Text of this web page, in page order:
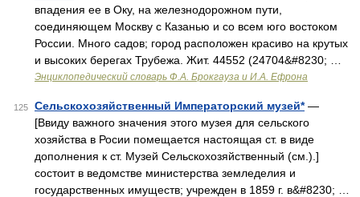
впадения ее в Оку, на железнодорожном пути,
соединяющем Москву с Казанью и со всем юго востоком
России. Много садов; город расположен красиво на крутых
и высоких берегах Трубежа. Жит. 44552 (24704&#8230; …
Энциклопедический словарь Ф.А. Брокгауза и И.А. Ефрона
125 Сельскохозяйственный Императорский музей*—
[Ввиду важного значения этого музея для сельского
хозяйства в Росии помещается настоящая ст. в виде
дополнения к ст. Музей Сельскохозяйственный (см.).]
состоит в ведомстве министерства земледелия и
государственных имуществ; учрежден в 1859 г. в&#8230; …